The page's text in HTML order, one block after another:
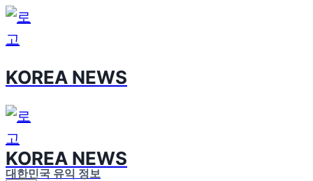
Skip
to
KOREA NEWS
KOREA NEWS
대한민국 유익 정보